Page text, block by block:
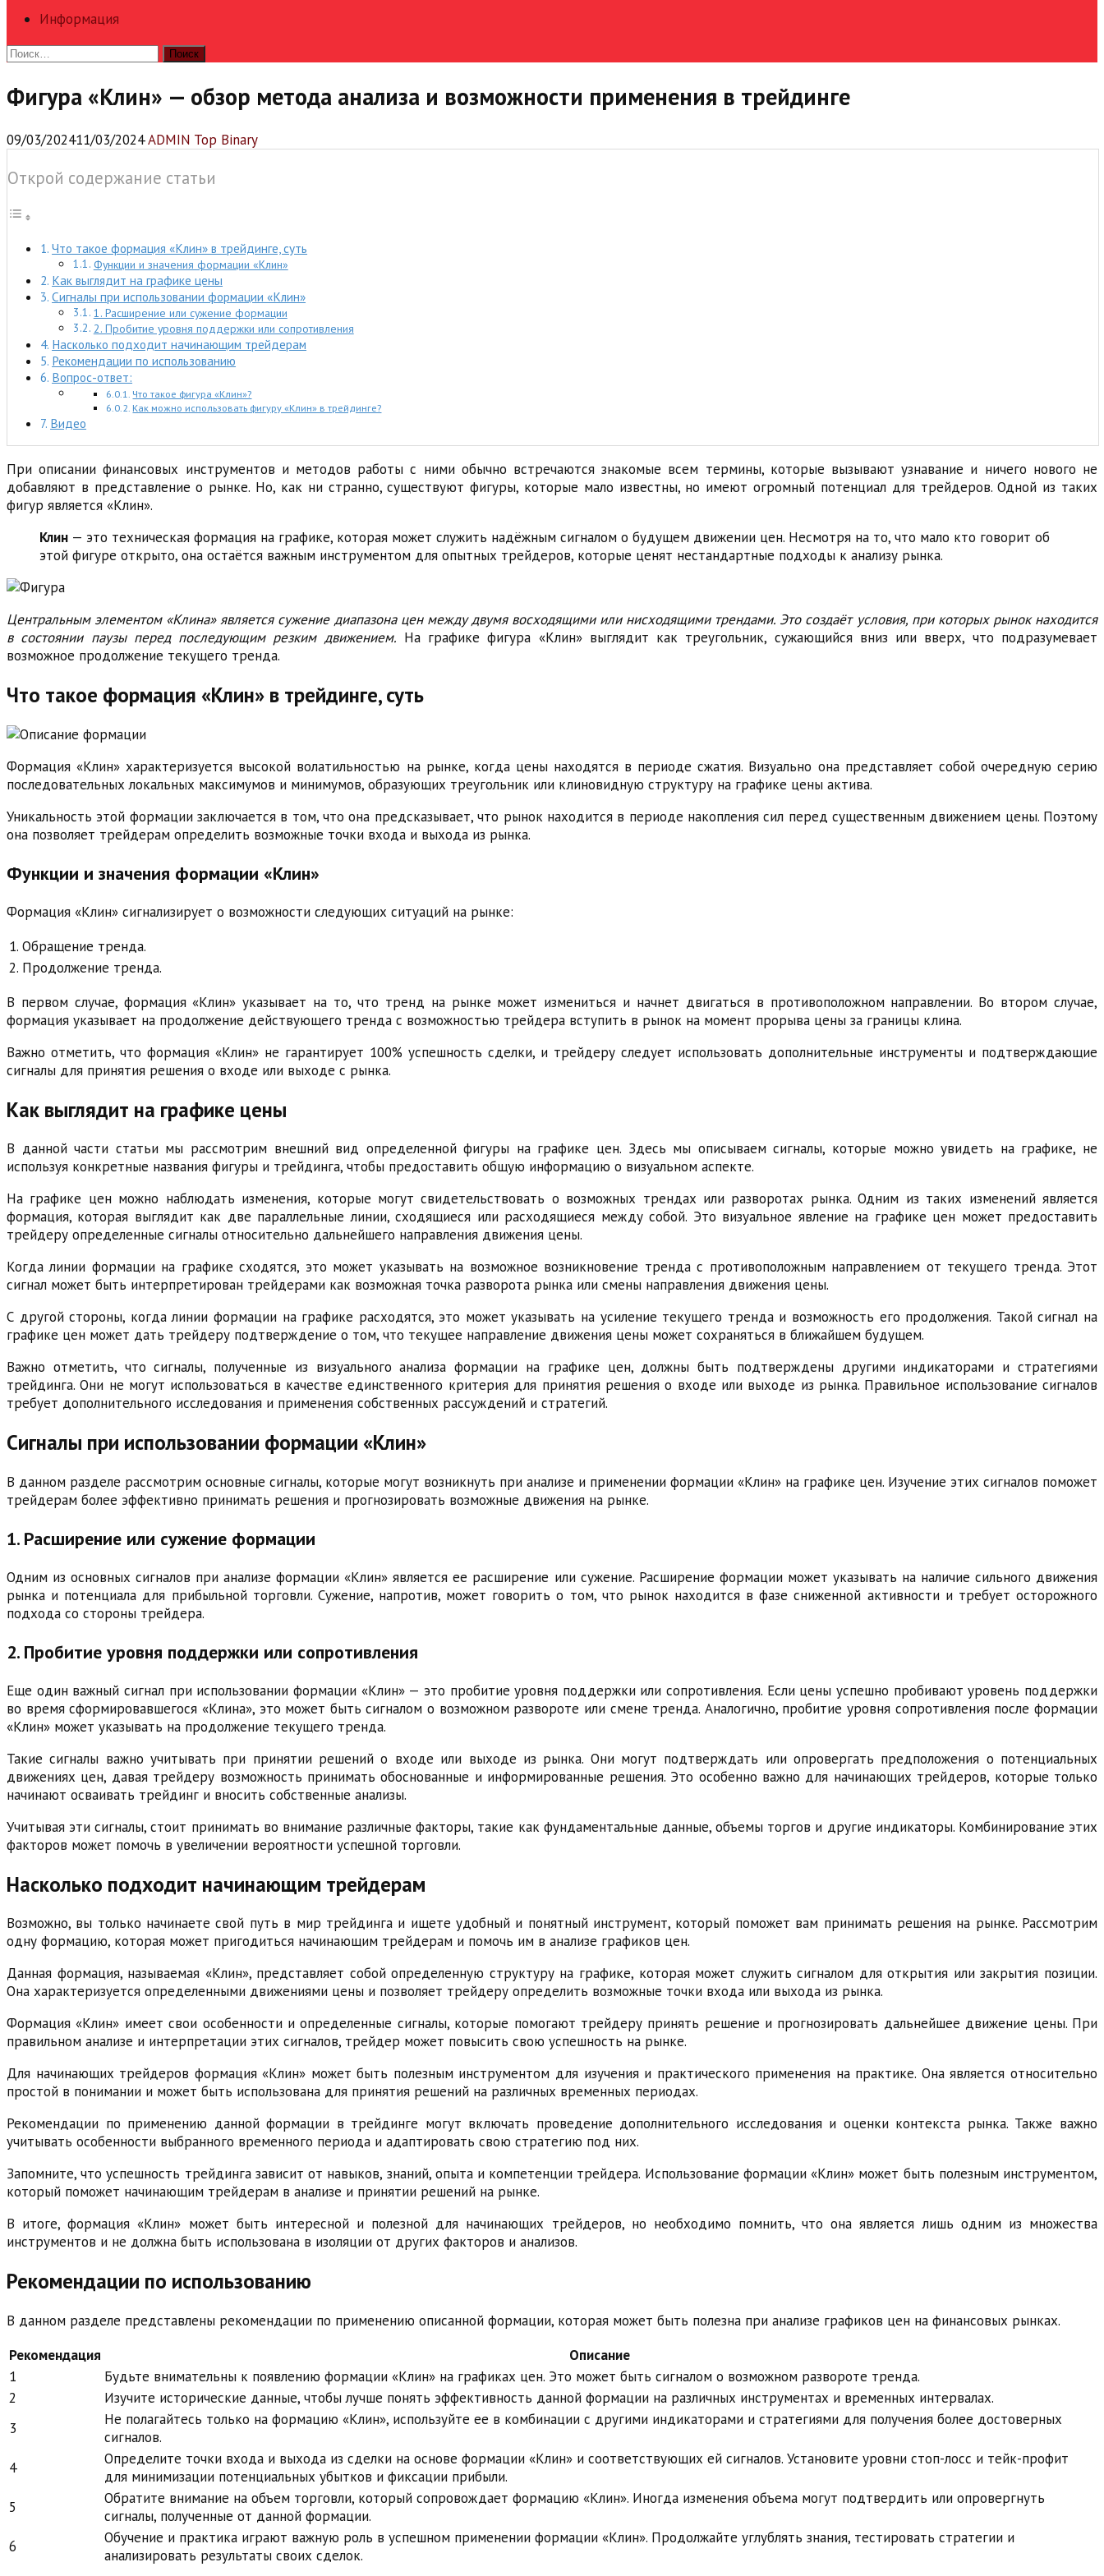
Информация
Найти:
Фигура «Клин» — обзор метода анализа и возможности применения в трейдинге
09/03/202411/03/2024ADMIN Top Binary
Открой содержание статьи
Что такое формация «Клин» в трейдинге, суть
Функции и значения формации «Клин»
Как выглядит на графике цены
Сигналы при использовании формации «Клин»
1. Расширение или сужение формации
2. Пробитие уровня поддержки или сопротивления
Насколько подходит начинающим трейдерам
Рекомендации по использованию
Вопрос-ответ:
Что такое фигура «Клин»?
Как можно использовать фигуру «Клин» в трейдинге?
Видео
При описании финансовых инструментов и методов работы с ними обычно встречаются знакомые всем термины, которые вызывают узнавание и ничего нового не
добавляют в представление о рынке. Но, как ни странно, существуют фигуры, которые мало известны, но имеют огромный потенциал для трейдеров. Одной из таких
фигур является «Клин».
Клин — это техническая формация на графике, которая может служить надёжным сигналом о будущем движении цен. Несмотря на то, что мало кто говорит об
этой фигуре открыто, она остаётся важным инструментом для опытных трейдеров, которые ценят нестандартные подходы к анализу рынка.
Центральным элементом «Клина» является сужение диапазона цен между двумя восходящими или нисходящими трендами. Это создаёт условия, при которых рынок находится
в состоянии паузы перед последующим резким движением. На графике фигура «Клин» выглядит как треугольник, сужающийся вниз или вверх, что подразумевает
возможное продолжение текущего тренда.
Что такое формация «Клин» в трейдинге, суть
Формация «Клин» характеризуется высокой волатильностью на рынке, когда цены находятся в периоде сжатия. Визуально она представляет собой очередную серию
последовательных локальных максимумов и минимумов, образующих треугольник или клиновидную структуру на графике цены актива.
Уникальность этой формации заключается в том, что она предсказывает, что рынок находится в периоде накопления сил перед существенным движением цены. Поэтому
она позволяет трейдерам определить возможные точки входа и выхода из рынка.
Функции и значения формации «Клин»
Формация «Клин» сигнализирует о возможности следующих ситуаций на рынке:
1. Обращение тренда.
2. Продолжение тренда.
В первом случае, формация «Клин» указывает на то, что тренд на рынке может измениться и начнет двигаться в противоположном направлении. Во втором случае,
формация указывает на продолжение действующего тренда с возможностью трейдера вступить в рынок на момент прорыва цены за границы клина.
Важно отметить, что формация «Клин» не гарантирует 100% успешность сделки, и трейдеру следует использовать дополнительные инструменты и подтверждающие
сигналы для принятия решения о входе или выходе с рынка.
Как выглядит на графике цены
В данной части статьи мы рассмотрим внешний вид определенной фигуры на графике цен. Здесь мы описываем сигналы, которые можно увидеть на графике, не
используя конкретные названия фигуры и трейдинга, чтобы предоставить общую информацию о визуальном аспекте.
На графике цен можно наблюдать изменения, которые могут свидетельствовать о возможных трендах или разворотах рынка. Одним из таких изменений является
формация, которая выглядит как две параллельные линии, сходящиеся или расходящиеся между собой. Это визуальное явление на графике цен может предоставить
трейдеру определенные сигналы относительно дальнейшего направления движения цены.
Когда линии формации на графике сходятся, это может указывать на возможное возникновение тренда с противоположным направлением от текущего тренда. Этот
сигнал может быть интерпретирован трейдерами как возможная точка разворота рынка или смены направления движения цены.
С другой стороны, когда линии формации на графике расходятся, это может указывать на усиление текущего тренда и возможность его продолжения. Такой сигнал на
графике цен может дать трейдеру подтверждение о том, что текущее направление движения цены может сохраняться в ближайшем будущем.
Важно отметить, что сигналы, полученные из визуального анализа формации на графике цен, должны быть подтверждены другими индикаторами и стратегиями
трейдинга. Они не могут использоваться в качестве единственного критерия для принятия решения о входе или выходе из рынка. Правильное использование сигналов
требует дополнительного исследования и применения собственных рассуждений и стратегий.
Сигналы при использовании формации «Клин»
В данном разделе рассмотрим основные сигналы, которые могут возникнуть при анализе и применении формации «Клин» на графике цен. Изучение этих сигналов поможет
трейдерам более эффективно принимать решения и прогнозировать возможные движения на рынке.
1. Расширение или сужение формации
Одним из основных сигналов при анализе формации «Клин» является ее расширение или сужение. Расширение формации может указывать на наличие сильного движения
рынка и потенциала для прибыльной торговли. Сужение, напротив, может говорить о том, что рынок находится в фазе сниженной активности и требует осторожного
подхода со стороны трейдера.
2. Пробитие уровня поддержки или сопротивления
Еще один важный сигнал при использовании формации «Клин» — это пробитие уровня поддержки или сопротивления. Если цены успешно пробивают уровень поддержки
во время сформировавшегося «Клина», это может быть сигналом о возможном развороте или смене тренда. Аналогично, пробитие уровня сопротивления после формации
«Клин» может указывать на продолжение текущего тренда.
Такие сигналы важно учитывать при принятии решений о входе или выходе из рынка. Они могут подтверждать или опровергать предположения о потенциальных
движениях цен, давая трейдеру возможность принимать обоснованные и информированные решения. Это особенно важно для начинающих трейдеров, которые только
начинают осваивать трейдинг и вносить собственные анализы.
Учитывая эти сигналы, стоит принимать во внимание различные факторы, такие как фундаментальные данные, объемы торгов и другие индикаторы. Комбинирование этих
факторов может помочь в увеличении вероятности успешной торговли.
Насколько подходит начинающим трейдерам
Возможно, вы только начинаете свой путь в мир трейдинга и ищете удобный и понятный инструмент, который поможет вам принимать решения на рынке. Рассмотрим
одну формацию, которая может пригодиться начинающим трейдерам и помочь им в анализе графиков цен.
Данная формация, называемая «Клин», представляет собой определенную структуру на графике, которая может служить сигналом для открытия или закрытия позиции.
Она характеризуется определенными движениями цены и позволяет трейдеру определить возможные точки входа или выхода из рынка.
Формация «Клин» имеет свои особенности и определенные сигналы, которые помогают трейдеру принять решение и прогнозировать дальнейшее движение цены. При
правильном анализе и интерпретации этих сигналов, трейдер может повысить свою успешность на рынке.
Для начинающих трейдеров формация «Клин» может быть полезным инструментом для изучения и практического применения на практике. Она является относительно
простой в понимании и может быть использована для принятия решений на различных временных периодах.
Рекомендации по применению данной формации в трейдинге могут включать проведение дополнительного исследования и оценки контекста рынка. Также важно
учитывать особенности выбранного временного периода и адаптировать свою стратегию под них.
Запомните, что успешность трейдинга зависит от навыков, знаний, опыта и компетенции трейдера. Использование формации «Клин» может быть полезным инструментом,
который поможет начинающим трейдерам в анализе и принятии решений на рынке.
В итоге, формация «Клин» может быть интересной и полезной для начинающих трейдеров, но необходимо помнить, что она является лишь одним из множества
инструментов и не должна быть использована в изоляции от других факторов и анализов.
Рекомендации по использованию
В данном разделе представлены рекомендации по применению описанной формации, которая может быть полезна при анализе графиков цен на финансовых рынках.
Рекомендация
Описание
1
Будьте внимательны к появлению формации «Клин» на графиках цен. Это может быть сигналом о возможном развороте тренда.
2
Изучите исторические данные, чтобы лучше понять эффективность данной формации на различных инструментах и временных интервалах.
3
Не полагайтесь только на формацию «Клин», используйте ее в комбинации с другими индикаторами и стратегиями для получения более достоверных
сигналов.
4
Определите точки входа и выхода из сделки на основе формации «Клин» и соответствующих ей сигналов. Установите уровни стоп-лосс и тейк-профит
для минимизации потенциальных убытков и фиксации прибыли.
5
Обратите внимание на объем торговли, который сопровождает формацию «Клин». Иногда изменения объема могут подтвердить или опровергнуть
сигналы, полученные от данной формации.
6
Обучение и практика играют важную роль в успешном применении формации «Клин». Продолжайте углублять знания, тестировать стратегии и
анализировать результаты своих сделок.